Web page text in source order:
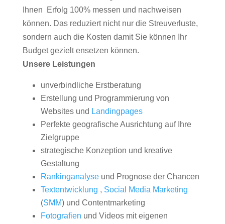
Ihnen Erfolg 100% messen und nachweisen
können. Das reduziert nicht nur die Streuverluste,
sondern auch die Kosten damit Sie können Ihr
Budget gezielt ensetzen können.
Unsere Leistungen
unverbindliche Erstberatung
Erstellung und Programmierung von
Websites und Landingpages
Perfekte geografische Ausrichtung auf Ihre
Zielgruppe
strategische Konzeption und kreative
Gestaltung
Rankinganalyseund Prognose der Chancen
Textentwicklung , Social Media Marketing
(SMM) und Contentmarketing
Fotografien und Videos mit eigenen